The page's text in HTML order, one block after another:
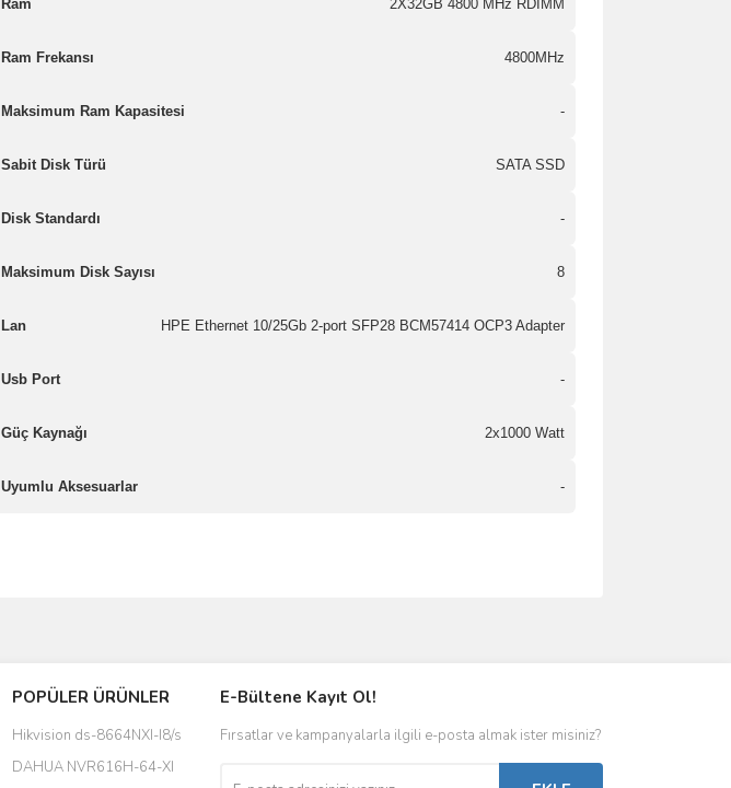
Ram 2X32GB 4800 MHz RDIMM
Ram Frekansı 4800MHz
Maksimum Ram Kapasitesi -
Sabit Disk Türü SATA SSD
Disk Standardı -
Maksimum Disk Sayısı 8
Lan HPE Ethernet 10/25Gb 2-port SFP28 BCM57414 OCP3 Adapter
Usb Port -
Güç Kaynağı 2x1000 Watt
Uyumlu Aksesuarlar -
POPÜLER ÜRÜNLER
Hikvision ds-8664NXI-I8/s
DAHUA NVR616H-64-XI
E-Bültene Kayıt Ol!
Fırsatlar ve kampanyalarla ilgili e-posta almak ister misiniz?